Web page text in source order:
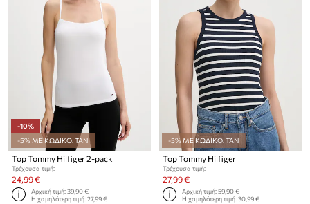
-10%
-5% ΜΕ ΚΩΔΙΚΟ: TAN
Top Tommy Hilfiger 2-pack
Τρέχουσα τιμή:
24,99 €
Αρχική τιμή:39,90 €
Η χαμηλότερη τιμή:27,99 €
-5% ΜΕ ΚΩΔΙΚΟ: TAN
Top Tommy Hilfiger
Τρέχουσα τιμή:
27,99 €
Αρχική τιμή:59,90 €
Η χαμηλότερη τιμή:30,99 €